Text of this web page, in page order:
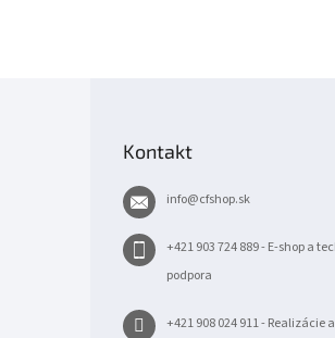
Kontakt
info@cfshop.sk
+421 903 724 889 - E-shop a
podpora
+421 908 024 911 - Realizácie